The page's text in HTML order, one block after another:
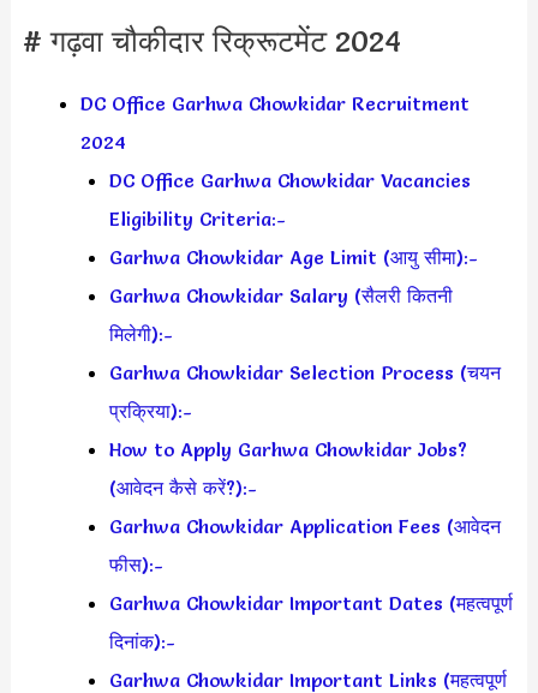
# गढ़वा चौकीदार रिक्रूटमेंट 2024
DC Office Garhwa Chowkidar Recruitment
2024
DC Office Garhwa Chowkidar Vacancies
Eligibility Criteria:-
Garhwa Chowkidar Age Limit (आयु सीमा):-
Garhwa Chowkidar Salary (सैलरी कितनी
मिलेगी):-
Garhwa Chowkidar Selection Process (चयन
प्रक्रिया):-
How to Apply Garhwa Chowkidar Jobs?
(आवेदन कैसे करें?):-
Garhwa Chowkidar Application Fees (आवेदन
फीस):-
Garhwa Chowkidar Important Dates (महत्वपूर्ण
दिनांक):-
Garhwa Chowkidar Important Links (महत्वपूर्ण